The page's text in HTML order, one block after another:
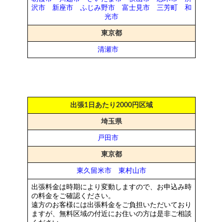
沢市
新座市 ふじみ野市 富士見市 三芳町
和
光市
東京都
清瀬市
出張1日あたり2000円区域
埼玉県
戸田市
東京都
東久留米市 東村山市
出張料金は時期により変動しますので、お申込み時
の料金をご確認ください。
遠方のお客様には出張料金をご負担いただいており
ますが、無料区域の付近にお住いの方は是非ご相談